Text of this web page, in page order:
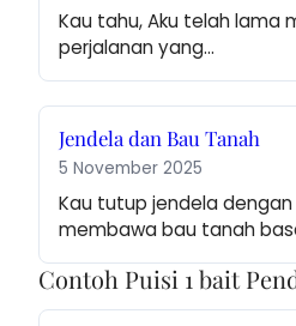
Kau tahu, Aku telah lama
perjalanan yang…
Jendela dan Bau Tanah
5 November 2025
Kau tutup jendela
membawa bau tanah
Contoh Puisi 1 bait